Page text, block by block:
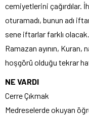
cemiyetlerini çağırdılar.
oturamadı, bunun adı
sene iftarlar farklı
Ramazan ayının,
hoşgörü olduğu tekrar
NE VARDI
Cerre Çıkmak
Medreselerde okuyan